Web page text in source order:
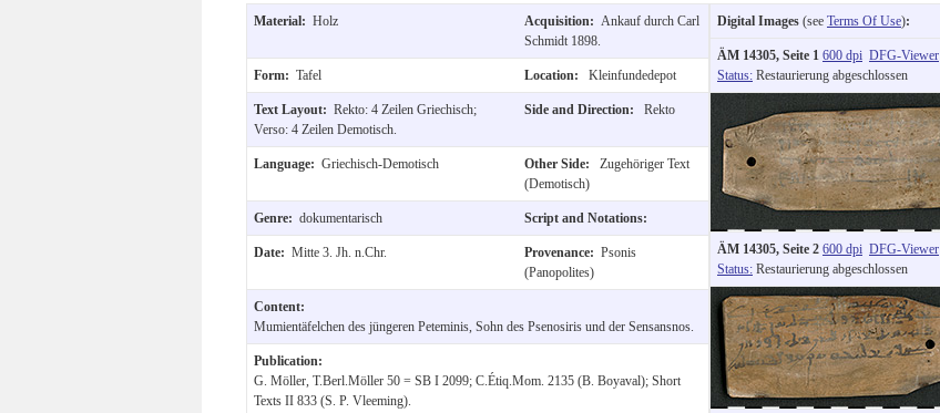
Material: Holz Acquisition: Ankauf durch Carl
Schmidt 1898.
Form: Tafel Location: Kleinfundedepot
Text Layout: Rekto: 4 Zeilen Griechisch;
Verso: 4 Zeilen Demotisch.
Side and Direction: Rekto
Language: Griechisch-Demotisch Other Side:
Zugehöriger Text
(Demotisch)
Genre: dokumentarisch Script and Notations:
Date: Mitte 3. Jh. n.Chr. Provenance: Psonis
(Panopolites)
Content:
Mumientäfelchen des jüngeren Peteminis, Sohn des Psenosiris und der Sensansnos.
Publication:
G. Möller, T.Berl.Möller 50 = SB I 2099; C.Étiq.Mom. 2135 (B. Boyaval); Short
Texts II 833 (S. P. Vleeming).
Digital Images (see Terms Of Use):
ÄM 14305, Seite 1 600 dpi DFG-Viewer
Status: Restaurierung abgeschlossen
ÄM 14305, Seite 2 600 dpi DFG-Viewer
Status: Restaurierung abgeschlossen